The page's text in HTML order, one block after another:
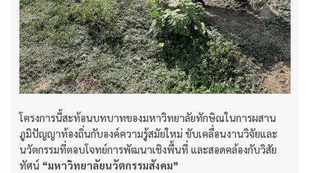
โครงการนี้สะท้อนบทบาทของมหาวิทยาลัยทักษิณในการผสาน
ภูมิปัญญาท้องถิ่นกับองค์ความรู้สมัยใหม่ ขับเคลื่อนงานวิจัยและ
นวัตกรรมที่ตอบโจทย์การพัฒนาเชิงพื้นที่ และสอดคล้องกับวิสัย
ทัศน์ “มหาวิทยาลัยนวัตกรรมสังคม”